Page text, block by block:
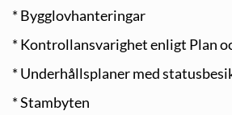
* Bygglovhanteringar
* Kontrollansvarighet enligt Plan
* Underhållsplaner med
* Stambyten